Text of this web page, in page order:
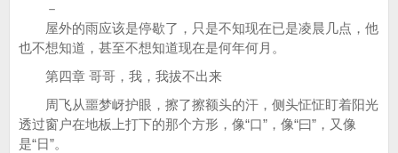
－
屋外的雨应该是停歇了，只是不知现在已是凌晨几点，他
也不想知道，甚至不想知道现在是何年何月。
第四章 哥哥，我，我拔不出来
周飞从噩梦岈护眼，擦了擦额头的汗，侧头怔怔盯着阳光
透过窗户在地板上打下的那个方形，像“口”，像“曰”，又像
是“日”。